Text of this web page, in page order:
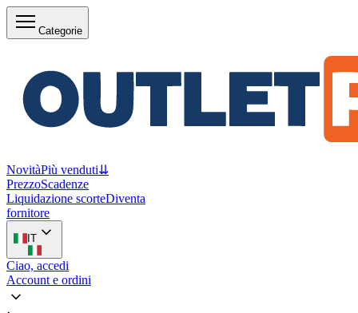
Categorie
NovitàPiù venduti⇊
PrezzoScadenze
Liquidazione scorteDiventa
fornitore
IT
Ciao, accedi
Account e ordini